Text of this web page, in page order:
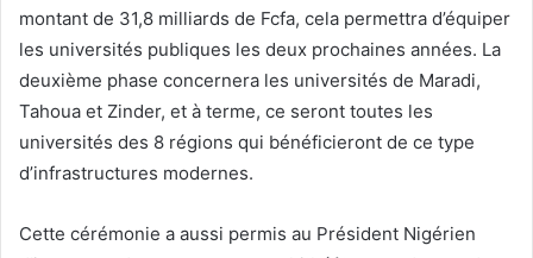
montant de 31,8 milliards de Fcfa, cela permettra d’équiper
les universités publiques les deux prochaines années. La
deuxième phase concernera les universités de Maradi,
Tahoua et Zinder, et à terme, ce seront toutes les
universités des 8 régions qui bénéficieront de ce type
d’infrastructures modernes.
Cette cérémonie a aussi permis au Président Nigérien